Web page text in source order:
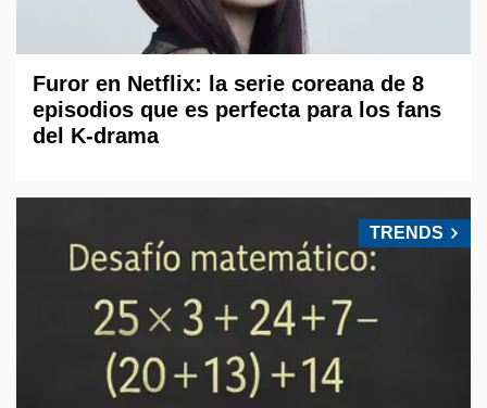
Furor en Netflix: la serie coreana de 8
episodios que es perfecta para los fans
del K-drama
TRENDS